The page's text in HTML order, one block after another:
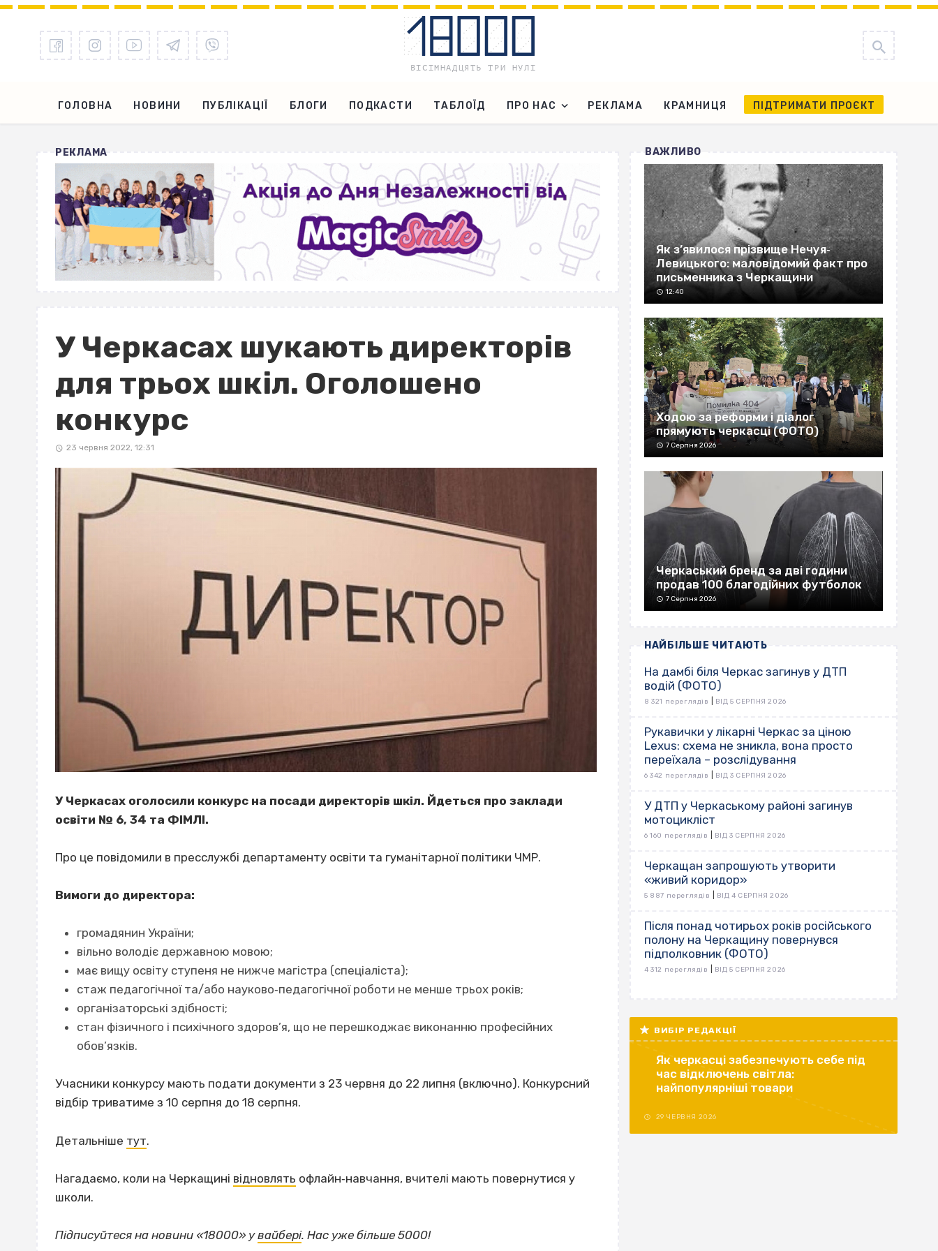
ГОЛОВНА НОВИНИ ПУБЛІКАЦІЇ БЛОГИ ПОДКАСТИ ТАБЛОЇД ПРО НАС РЕКЛАМА КРАМНИЦЯ ПІДТРИМАТИ ПРОЄКТ
РЕКЛАМА
У Черкасах шукають директорів
для трьох шкіл. Оголошено
конкурс
23 червня 2022, 12:31
У Черкасах оголосили конкурс на посади директорів шкіл. Йдеться про заклади
освіти № 6, 34 та ФІМЛІ.
Про це повідомили в пресслужбі департаменту освіти та гуманітарної політики ЧМР.
Вимоги до директора:
громадянин України;
вільно володіє державною мовою;
має вищу освіту ступеня не нижче магістра (спеціаліста);
стаж педагогічної та/або науково‐педагогічної роботи не менше трьох років;
організаторські здібності;
стан фізичного і психічного здоров’я, що не перешкоджає виконанню професійних
обов’язків.
Учасники конкурсу мають подати документи з 23 червня до 22 липня (включно). Конкурсний
відбір триватиме з 10 серпня до 18 серпня.
Детальніше тут.
Нагадаємо, коли на Черкащині відновлять офлайн‐навчання, вчителі мають повернутися у
школи.
Підписуйтеся на новини «18000» увайбері. Нас уже більше 5000!
ВАЖЛИВО
Як з’явилося прізвище Нечуя‐
Левицького: маловідомий факт про
письменника з Черкащини
12:40
Ходою за реформи і діалог
прямують черкасці (ФОТО)
7 Серпня 2026
Черкаський бренд за дві години
продав 100 благодійних футболок
7 Серпня 2026
НАЙБІЛЬШЕ ЧИТАЮТЬ
На дамбі біля Черкас загинув у ДТП
водій (ФОТО)
8 321 переглядів ВІД 5 СЕРПНЯ 2026
Рукавички у лікарні Черкас за ціною
Lexus: схема не зникла, вона просто
переїхала – розслідування
6 342 переглядів ВІД 3 СЕРПНЯ 2026
У ДТП у Черкаському районі загинув
мотоцикліст
6 160 переглядів ВІД 3 СЕРПНЯ 2026
Черкащан запрошують утворити
«живий коридор»
5 887 переглядів ВІД 4 СЕРПНЯ 2026
Після понад чотирьох років російського
полону на Черкащину повернувся
підполковник (ФОТО)
4 312 переглядів ВІД 5 СЕРПНЯ 2026
ВИБІР РЕДАКЦІЇ
Як черкасці забезпечують себе під
час відключень світла:
найпопулярніші товари
29 ЧЕРВНЯ 2026